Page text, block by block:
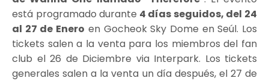
está programado durante 4 días seguidos, del 24
al 27 de Enero en Gocheok Sky Dome en Seúl. Los
tickets salen a la venta para los miembros del fan
club el 26 de Diciembre via Interpark. Los tickets
generales salen a la venta un día después, el 27 de